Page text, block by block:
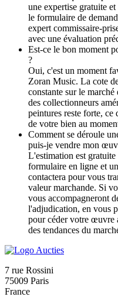
une expertise gratuite
le formulaire de
expert commissaire-
avec une évaluation
Est-ce le bon moment
?
Oui, c'est un moment
Zoran Music. La cote
constante sur le
des collectionneurs
peintures reste forte,
de votre bien au
Comment se déroule
puis-je vendre mon
L'estimation est gratuite
formulaire en ligne et
contactera pour vous
valeur marchande. Si
vous accompagneront
l'adjudication, en vous
pour céder votre œuvre
des tendances du
7 rue Rossini
75009 Paris
France